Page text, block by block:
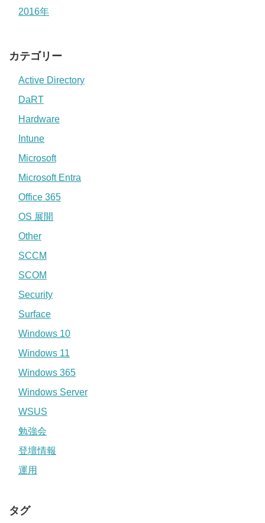
2016年
カテゴリー
Active Directory
DaRT
Hardware
Intune
Microsoft
Microsoft Entra
Office 365
OS 展開
Other
SCCM
SCOM
Security
Surface
Windows 10
Windows 11
Windows 365
Windows Server
WSUS
勉強会
登壇情報
運用
タグ